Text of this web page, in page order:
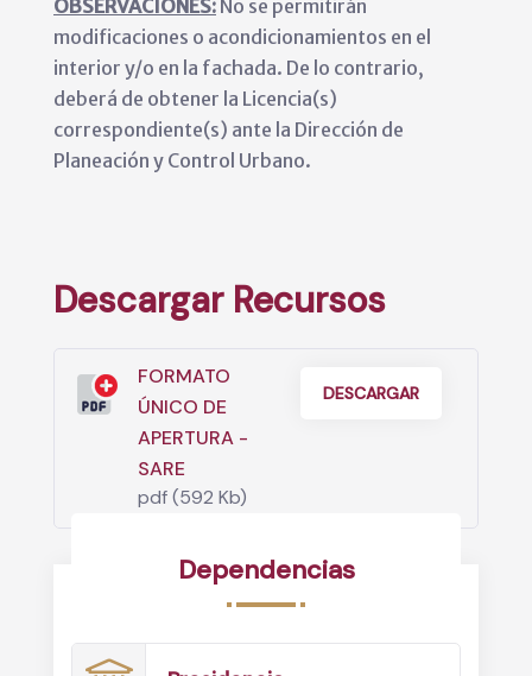
OBSERVACIONES: No se permitirán
modificaciones o acondicionamientos en el
interior y/o en la fachada. De lo contrario,
deberá de obtener la Licencia(s)
correspondiente(s) ante la Dirección de
Planeación y Control Urbano.
Descargar Recursos
FORMATO
ÚNICO DE
APERTURA -
SARE
pdf (592 Kb)
DESCARGAR
Dependencias